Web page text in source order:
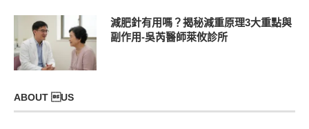
減肥針有用嗎？揭秘減重原理3大重點與
副作用-吳芮醫師萊攸診所
ABOUT US